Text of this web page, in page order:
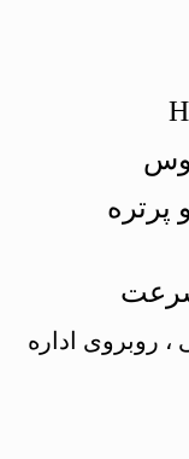
اداره